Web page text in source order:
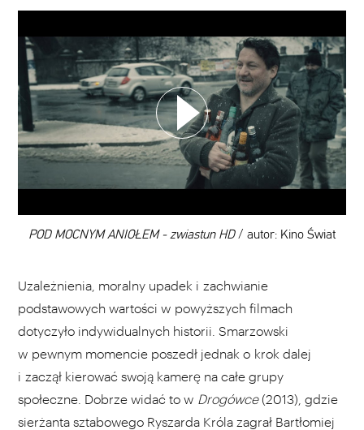
00:00
POD MOCNYM ANIOŁEM - zwiastun HD/ autor: Kino Świat
WYBIERZ SWOJĄ PLAYLISTĘ
DODAJ TEN FILM DO PLAYLISTY
Uzależnienia, moralny upadek i zachwianie
podstawowych wartości w powyższych filmach
dotyczyło indywidualnych historii. Smarzowski
w pewnym momencie poszedł jednak o krok dalej
i zaczął kierować swoją kamerę na całe grupy
społeczne. Dobrze widać to w Drogówce (2013), gdzie
sierżanta sztabowego Ryszarda Króla zagrał Bartłomiej